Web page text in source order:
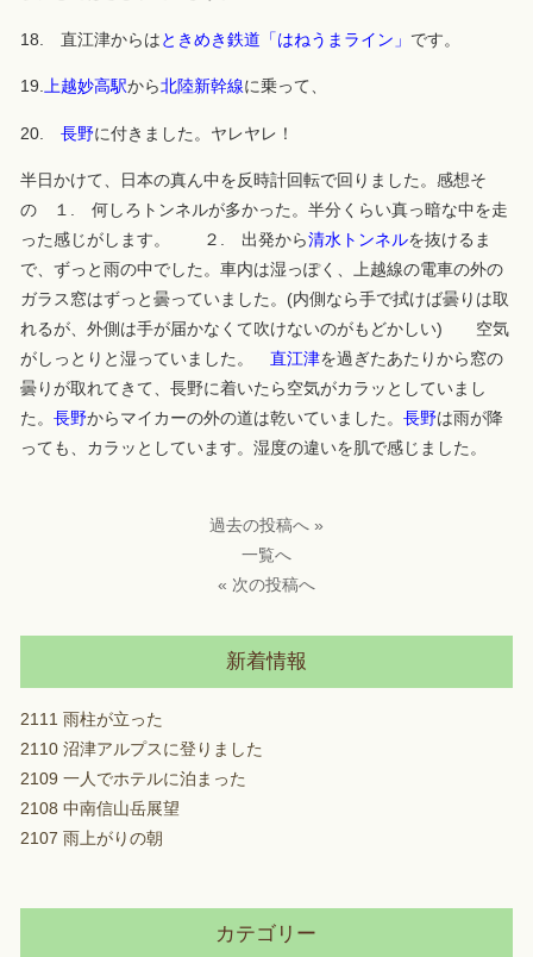
18. 直江津からはときめき鉄道「はねうまライン」 です。
19.上越妙高駅から北陸新幹線に乗って、
20. 長野に付きました。ヤレヤレ！
半日かけて、日本の真ん中を反時計回転で回りました。感想そ
の １. 何しろトンネルが多かった。半分くらい真っ暗な中を走
った感じがします。 ２. 出発から清水トンネルを抜けるま
で、ずっと雨の中でした。車内は湿っぽく、上越線の電車の外の
ガラス窓はずっと曇っていました。(内側なら手で拭けば曇りは取
れるが、外側は手が届かなくて吹けないのがもどかしい) 空気
がしっとりと湿っていました。 直江津を過ぎたあたりから窓の
曇りが取れてきて、長野に着いたら空気がカラッとしていまし
た。 長野からマイカーの外の道は乾いていました。 長野は雨が降
っても、カラッとしています。湿度の違いを肌で感じました。
過去の投稿へ »
一覧へ
« 次の投稿へ
新着情報
2111 雨柱が立った
2110 沼津アルプスに登りました
2109 一人でホテルに泊まった
2108 中南信山岳展望
2107 雨上がりの朝
カテゴリー